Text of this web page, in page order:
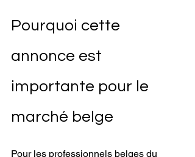
Pourquoi cette
annonce est
importante pour le
marché belge
Pour les professionnels belges du